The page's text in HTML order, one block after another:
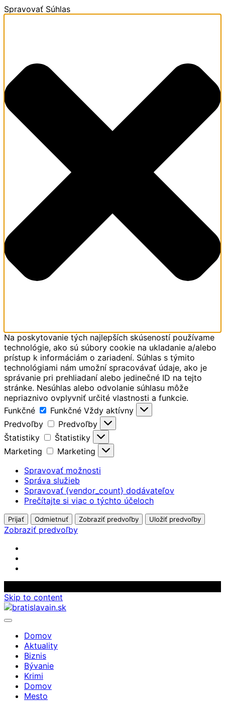
Spravovať Súhlas
Na poskytovanie tých najlepších skúseností používame
technológie, ako sú súbory cookie na ukladanie a/alebo
prístup k informáciám o zariadení. Súhlas s týmito
technológiami nám umožní spracovávať údaje, ako je
správanie pri prehliadaní alebo jedinečné ID na tejto
stránke. Nesúhlas alebo odvolanie súhlasu môže
nepriaznivo ovplyvniť určité vlastnosti a funkcie.
Funkčné
Funkčné Vždy aktívny
Predvoľby
Predvoľby
Štatistiky
Štatistiky
Marketing
Marketing
Spravovať možnosti
Správa služieb
Spravovať {vendor_count} dodávateľov
Prečítajte si viac o týchto účeloch
Prijať Odmietnuť Zobraziť predvoľby Uložiť predvoľby
Zobraziť predvoľby
Skip to content
Domov
Aktuality
Biznis
Bývanie
Krimi
Domov
Mesto